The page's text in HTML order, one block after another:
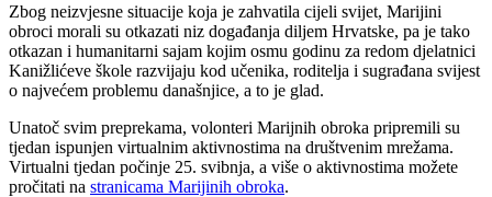
Zbog neizvjesne situacije koja je zahvatila cijeli svijet, Marijini
obroci morali su otkazati niz događanja diljem Hrvatske, pa je tako
otkazan i humanitarni sajam kojim osmu godinu za redom djelatnici
Kanižlićeve škole razvijaju kod učenika, roditelja i sugrađana svijest
o najvećem problemu današnjice, a to je glad.
Unatoč svim preprekama, volonteri Marijnih obroka pripremili su
tjedan ispunjen virtualnim aktivnostima na društvenim mrežama.
Virtualni tjedan počinje 25. svibnja, a više o aktivnostima možete
pročitati na stranicama Marijinih obroka.